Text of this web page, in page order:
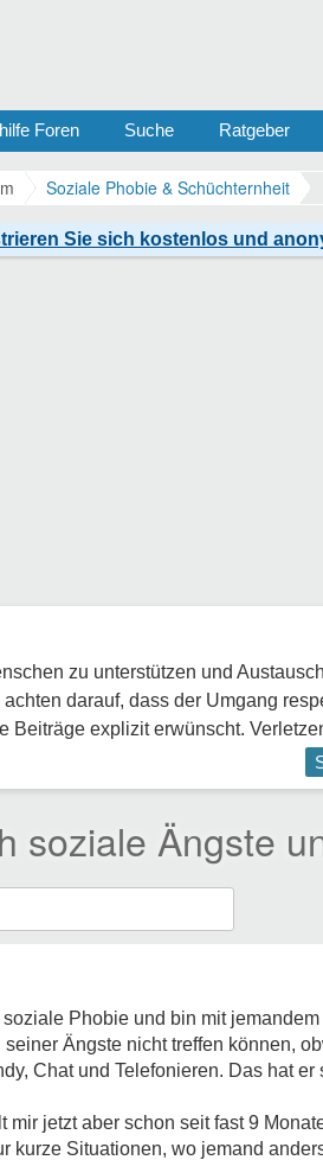
Foren Suche Ratgeber
Soziale Phobie & Schüchternheit
zu unterstützen und
darauf, dass der Umgang
Beiträge explizit erwünscht.
soziale Ängste
Phobie und bin mit
seiner Ängste nicht treffen können,
Chat und Telefonieren. Das hat
mir jetzt aber schon seit fast 9
kurze Situationen, wo jemand